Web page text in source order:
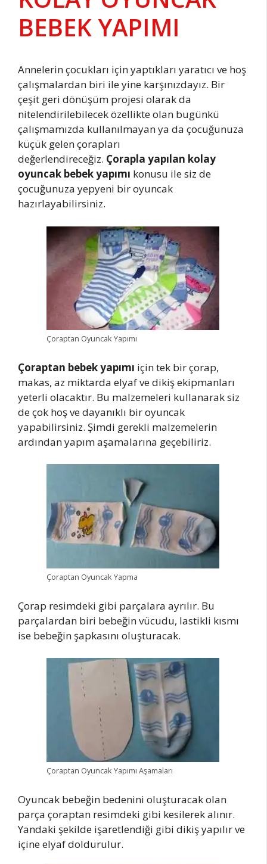
BEBEK YAPIMI
Annelerin çocukları için yaptıkları yaratıcı ve hoş
çalışmalardan biri ile yine karşınızdayız. Bir
çeşit geri dönüşüm projesi olarak da
nitelendirilebilecek özellikte olan bugünkü
çalışmamızda kullanılmayan ya da çocuğunuza
küçük gelen çorapları
değerlendireceğiz. Çorapla yapılan kolay
oyuncak bebek yapımı konusu ile siz de
çocuğunuza yepyeni bir oyuncak
hazırlayabilirsiniz.
Çoraptan Oyuncak Yapımı
Çoraptan bebek yapımı için tek bir çorap,
makas, az miktarda elyaf ve dikiş ekipmanları
yeterli olacaktır. Bu malzemeleri kullanarak siz
de çok hoş ve dayanıklı bir oyuncak
yapabilirsiniz. Şimdi gerekli malzemelerin
ardından yapım aşamalarına geçebiliriz.
Çoraptan Oyuncak Yapma
Çorap resimdeki gibi parçalara ayrılır. Bu
parçalardan biri bebeğin vücudu, lastikli kısmı
ise bebeğin şapkasını oluşturacak.
Çoraptan Oyuncak Yapımı Aşamaları
Oyuncak bebeğin bedenini oluşturacak olan
parça çoraptan resimdeki gibi kesilerek alınır.
Yandaki şekilde işaretlendiği gibi dikiş yapılır ve
içine elyaf doldurulur.